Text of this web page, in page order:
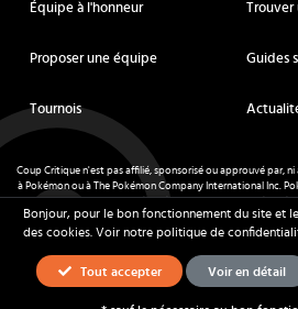
Équipe à l'honneur Trouver
Proposer une équipe Guides
Tournois
Coup Critique n'est pas affilié, sponsorisé ou approuvé par,
à Pokémon ou à The Pokémon Company International Inc.
des marques déposées et des marques
Mentions légales - CGU- Tous droits
Bonjour, pour le bon fonctionnement du site et
des cookies. Voir notre politique de
Tout accepter Voir en détail